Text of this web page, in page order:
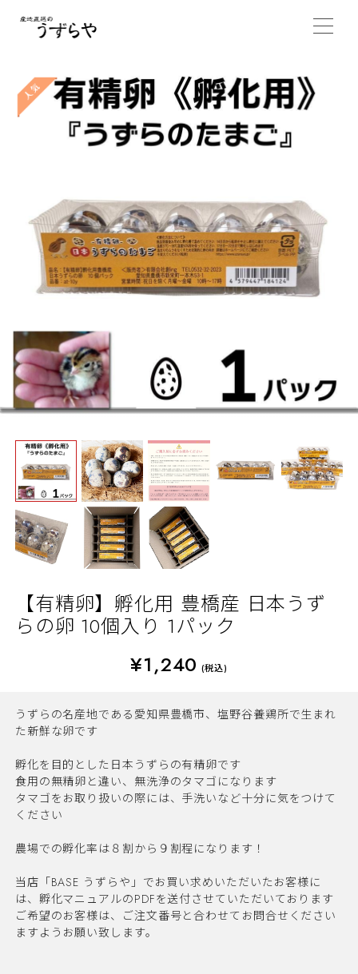
【有精卵】孵化用 豊橋産 日本うず
らの卵 10個入り 1パック
¥1,240 (税込)
うずらの名産地である愛知県豊橋市、塩野谷養鶏所で生まれ
た新鮮な卵です
孵化を目的とした日本うずらの有精卵です
食用の無精卵と違い、無洗浄のタマゴになります
タマゴをお取り扱いの際には、手洗いなど十分に気をつけて
ください
農場での孵化率は８割から９割程になります！
当店「BASE うずらや」でお買い求めいただいたお客様に
は、孵化マニュアルのPDFを送付させていただいております
ご希望のお客様は、ご注文番号と合わせてお問合せください
ますようお願い致します。